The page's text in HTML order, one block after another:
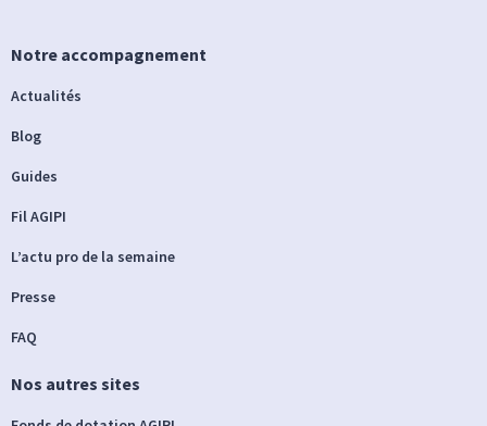
Notre accompagnement
Actualités
Blog
Guides
Fil AGIPI
L’actu pro de la semaine
Presse
FAQ
Nos autres sites